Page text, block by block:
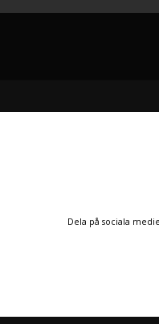
Dela på sociala